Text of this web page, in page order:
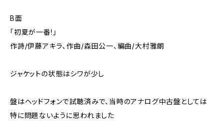
B面
「初夏が一番!」
作詩/伊藤アキラ、作曲/森田公一、編曲/大村雅朗
ジャケットの状態はシワが少し
盤はヘッドフォンで試聴済みで、当時のアナログ中古盤としては
特に問題ないように思われました